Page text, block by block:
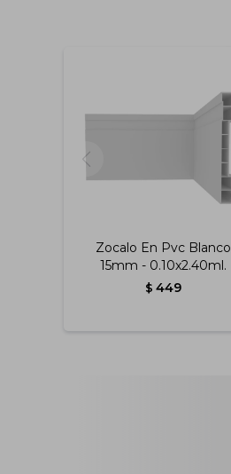
Zocalo En Pvc Blanco
15mm - 0.10x2.40ml.
$ 449